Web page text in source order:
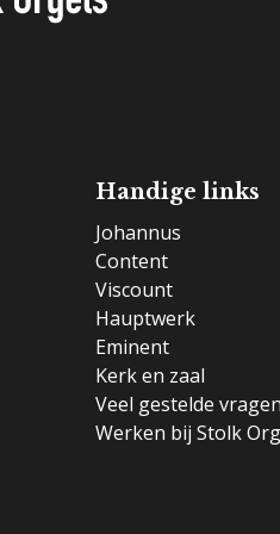
Handige links
Johannus
Content
Viscount
Hauptwerk
Eminent
Kerk en zaal
Veel gestelde vragen
Werken bij Stolk